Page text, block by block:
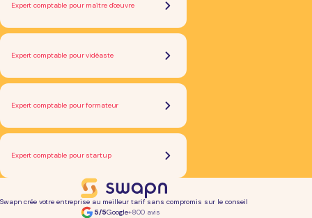
Expert comptable pour maître d'œuvre
Expert comptable pour vidéaste
Expert comptable pour formateur
Expert comptable pour startup
Swapn crée votre entreprise au meilleur tarif sans compromis sur le conseil
5/5Google+800 avis